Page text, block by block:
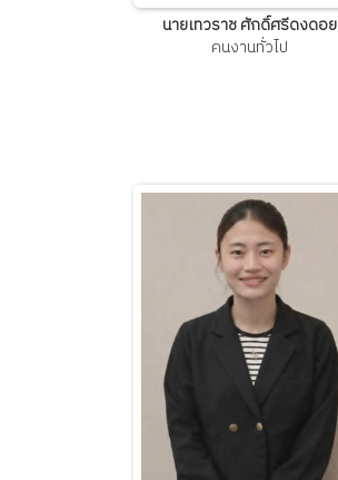
นายเทวราช ศักดิ์ศรีดงดอย
คนงานทั่วไป